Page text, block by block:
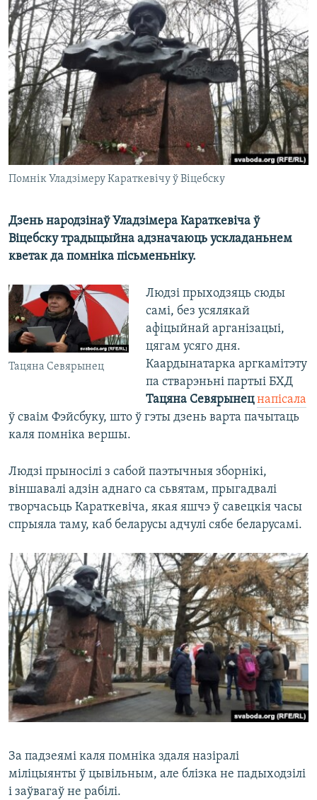
КУЛЬТУРА
КАЛЯНДАР
МОВА
НА ХВАЛЯХ СВАБОДЫ
Помнік Уладзімеру Караткевічу ў Віцебску
Дзень народзінаў Уладзімера Караткевіча ў
Віцебску традыцыйна адзначаюць ускладаньнем
кветак да помніка пісьменьніку.
Тацяна Севярынец
Людзі прыходзяць сюды
самі, без усялякай
афіцыйнай арганізацыі,
цягам усяго дня.
Каардынатарка аргкамітэту
па стварэньні партыі БХД
Тацяна Севярынец напісала
ў сваім Фэйсбуку, што ў гэты дзень варта пачытаць
каля помніка вершы.
Людзі прыносілі з сабой паэтычныя зборнікі,
віншавалі адзін аднаго са сьвятам, прыгадвалі
творчасьць Караткевіча, якая яшчэ ў савецкія часы
спрыяла таму, каб беларусы адчулі сябе беларусамі.
За падзеямі каля помніка здаля назіралі
міліцыянты ў цывільным, але блізка не падыходзілі
і заўвагаў не рабілі.